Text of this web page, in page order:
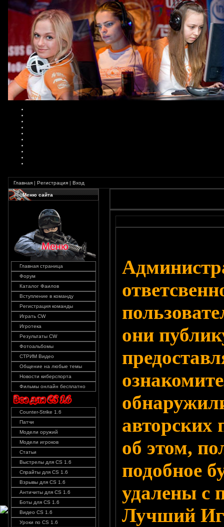
Главная | Регистрация | Вход
Меню сайта
Главная страница
Форум
Каталог Фаилов
Вступление в команду
Регистрация команды
Играть CW
Игротека
Результаты CW
Фотоальбомы
СТРИМ Видео
Общение на любые темы
Новости киберспорта
Фильмы онлайн бесплатно
Counter-Strike 1.6
Патчи
Модели оружий
Модели игроков
Статьи
Выстрелы для CS 1.6
Спрайты для CS 1.6
Взрывы для CS 1.6
Античиты для CS 1.6
Боты для CS 1.6
Видео CS 1.6
Уроки по CS 1.6
они
авторских
об этом,
подобное
удалены с
Лучший